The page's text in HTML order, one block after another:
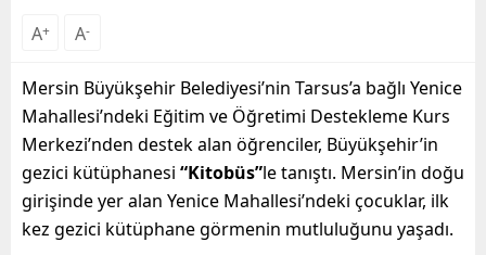
A+ A-
Mersin Büyükşehir Belediyesi’nin Tarsus’a bağlı Yenice
Mahallesi’ndeki Eğitim ve Öğretimi Destekleme Kurs
Merkezi’nden destek alan öğrenciler, Büyükşehir’in
gezici kütüphanesi “Kitobüs”le tanıştı. Mersin’in doğu
girişinde yer alan Yenice Mahallesi’ndeki çocuklar, ilk
kez gezici kütüphane görmenin mutluluğunu yaşadı.